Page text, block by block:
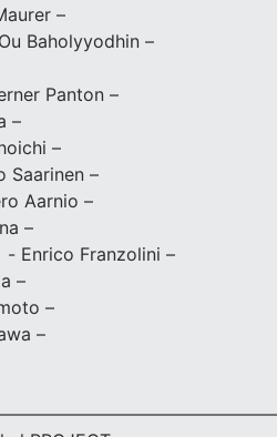
–
Baholyyodhin –
Panton –
–
–
Saarinen –
Aarnio –
–
- Enrico Franzolini –
–
–
–